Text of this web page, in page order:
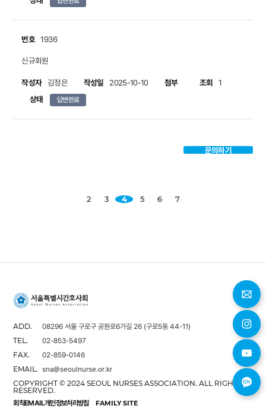
번호 1936
신규회원
작성자 김정은 작성일 2025-10-10 첨부 조회 1
상태 답변완료
문의하기
2 3 4 5 6 7
ADD. 08296 서울 구로구 공원로6가길 26 (구로5동 44-11)
TEL. 02-853-5497
FAX. 02-859-0146
EMAIL. sna@seoulnurse.or.kr
COPYRIGHT © 2024 SEOUL NURSES ASSOCIATION. ALL RIGHTS
RESERVED.
회칙EMAIL개인정보처리방침 FAMILY SITE